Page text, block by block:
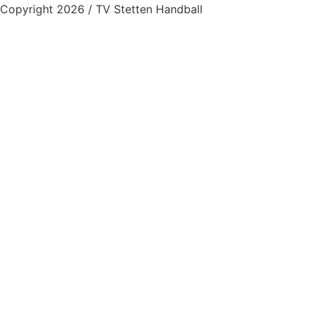
Copyright 2026 / TV Stetten Handball